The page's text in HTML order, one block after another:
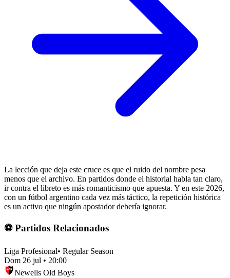
La lección que deja este cruce es que el ruido del nombre pesa
menos que el archivo. En partidos donde el historial habla tan claro,
ir contra el libreto es más romanticismo que apuesta. Y en este 2026,
con un fútbol argentino cada vez más táctico, la repetición histórica
es un activo que ningún apostador debería ignorar.
⚽ Partidos Relacionados
Liga Profesional• Regular Season
Dom 26 jul • 20:00
Newells Old Boys